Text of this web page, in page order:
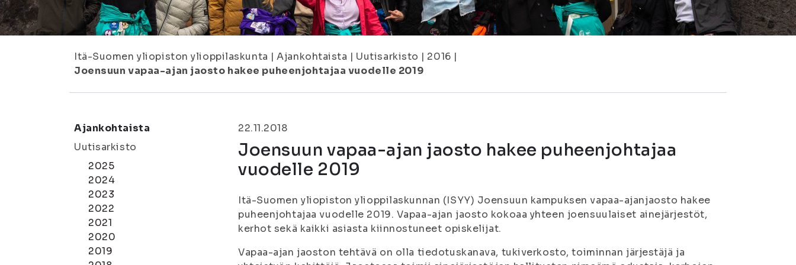
Itä-Suomen yliopiston ylioppilaskunta | Ajankohtaista | Uutisarkisto | 2016 |
Joensuun vapaa-ajan jaosto hakee puheenjohtajaa vuodelle 2019
Ajankohtaista
Uutisarkisto
2025
2024
2023
2022
2021
2020
2019
22.11.2018
Joensuun vapaa-ajan jaosto hakee puheenjohtajaa
vuodelle 2019
Itä-Suomen yliopiston ylioppilaskunnan (ISYY) Joensuun kampuksen vapaa-ajanjaosto hakee
puheenjohtajaa vuodelle 2019. Vapaa-ajan jaosto kokoaa yhteen joensuulaiset ainejärjestöt,
kerhot sekä kaikki asiasta kiinnostuneet opiskelijat.
Vapaa-ajan jaoston tehtävä on olla tiedotuskanava, tukiverkosto, toiminnan järjestäjä ja